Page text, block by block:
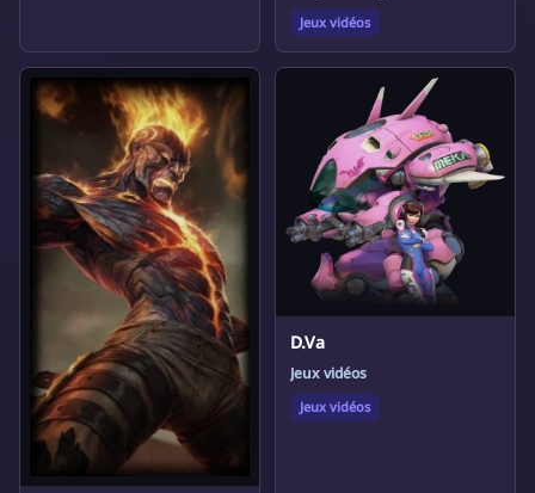
Jeux vidéos
D.Va
Jeux vidéos
Jeux vidéos